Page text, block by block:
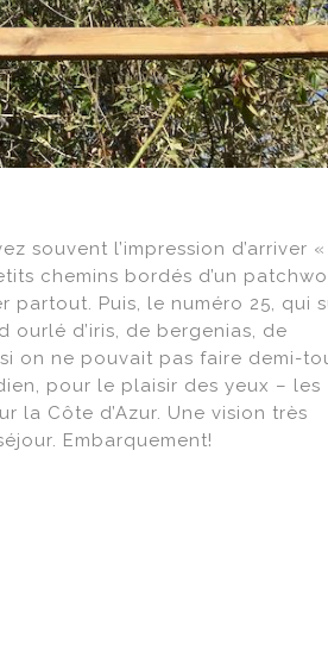
souvent l’impression d’arriver
chemins bordés d’un
partout. Puis, le numéro 25, qui
ourlé d’iris, de bergenias, de
on ne pouvait pas faire demi-
pour le plaisir des yeux – les
la Côte d’Azur. Une vision très
Embarquement!